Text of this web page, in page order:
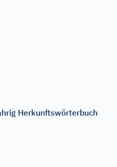
Herkunftswörterbuch